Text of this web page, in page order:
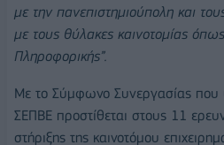
με την πανεπιστημιούπολη και
με τους θύλακες καινοτομίας όπως
Πληροφορικής”.
Με το Σύμφωνο Συνεργασίας που
ΣΕΠΒΕ προστίθεται στους 11
στήριξης της καινοτόμου